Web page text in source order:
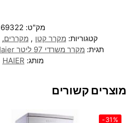
מק"ט: 69322
קטגוריות: מקרר קטן , מקררים,
תגית: מקרר משרדי 97 ליטר Haier דגם HR-100AW
מותג: HAIER
מוצרים קשורים
-31%